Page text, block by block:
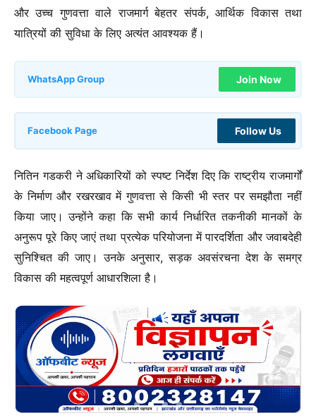
और उच्च गुणवत्ता वाले राजमार्ग बेहतर संपर्क, आर्थिक विकास तथा
यात्रियों की सुविधा के लिए अत्यंत आवश्यक हैं।
WhatsApp Group Join Now
Facebook Page Follow Us
नितिन गडकरी ने अधिकारियों को स्पष्ट निर्देश दिए कि राष्ट्रीय राजमार्गों
के निर्माण और रखरखाव में गुणवत्ता से किसी भी स्तर पर समझौता नहीं
किया जाए। उन्होंने कहा कि सभी कार्य निर्धारित तकनीकी मानकों के
अनुरूप पूरे किए जाएं तथा प्रत्येक परियोजना में पारदर्शिता और जवाबदेही
सुनिश्चित की जाए। उनके अनुसार, सड़क अवसंरचना देश के समग्र
विकास की महत्वपूर्ण आधारशिला है।